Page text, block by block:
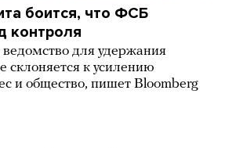
боится, что ФСБ
контроля
ведомство для удержания
склоняется к усилению
и общество, пишет Bloomberg